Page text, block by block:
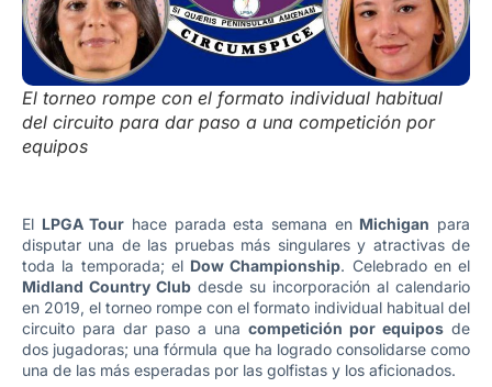
El torneo rompe con el formato individual habitual
del circuito para dar paso a una competición por
equipos
El LPGA Tour hace parada esta semana en Michigan para
disputar una de las pruebas más singulares y atractivas de
toda la temporada; el Dow Championship. Celebrado en el
Midland Country Club desde su incorporación al calendario
en 2019, el torneo rompe con el formato individual habitual del
circuito para dar paso a una competición por equipos de
dos jugadoras; una fórmula que ha logrado consolidarse como
una de las más esperadas por las golfistas y los aficionados.